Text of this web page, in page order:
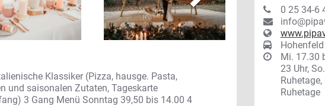
Klassiker (Pizza, hausge. Pasta,
und saisonalen Zutaten, Tageskarte
3 Gang Menü Sonntag 39,50 bis 14.00 4
0 25 34-6
Mi. 17.30
23 Uhr,
Ruhetage